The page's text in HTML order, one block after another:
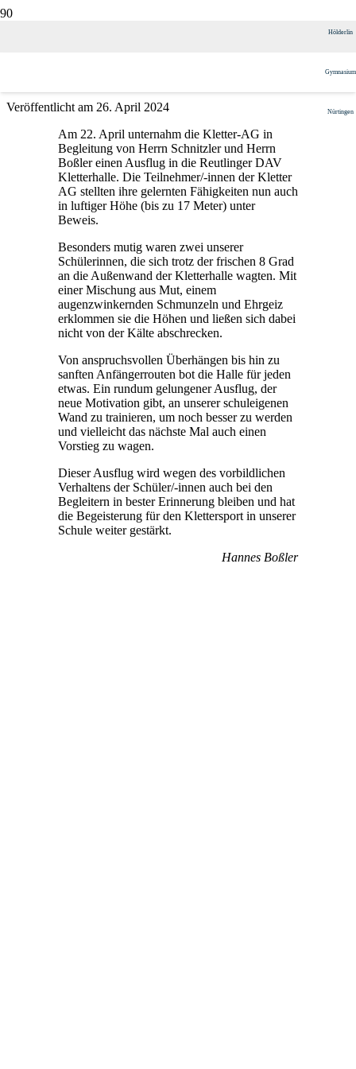
Hölderlin
Gymnasium
Nürtingen
Veröffentlicht am 26. April 2024
Am 22. April unternahm die Kletter-AG in
Begleitung von Herrn Schnitzler und Herrn
Boßler einen Ausflug in die Reutlinger DAV
Kletterhalle. Die Teilnehmer/-innen der Kletter
AG stellten ihre gelernten Fähigkeiten nun auch
in luftiger Höhe (bis zu 17 Meter) unter
Beweis.
Besonders mutig waren zwei unserer
Schülerinnen, die sich trotz der frischen 8 Grad
an die Außenwand der Kletterhalle wagten. Mit
einer Mischung aus Mut, einem
augenzwinkernden Schmunzeln und Ehrgeiz
erklommen sie die Höhen und ließen sich dabei
nicht von der Kälte abschrecken.
Von anspruchsvollen Überhängen bis hin zu
sanften Anfängerrouten bot die Halle für jeden
etwas. Ein rundum gelungener Ausflug, der
neue Motivation gibt, an unserer schuleigenen
Wand zu trainieren, um noch besser zu werden
und vielleicht das nächste Mal auch einen
Vorstieg zu wagen.
Dieser Ausflug wird wegen des vorbildlichen
Verhaltens der Schüler/-innen auch bei den
Begleitern in bester Erinnerung bleiben und hat
die Begeisterung für den Klettersport in unserer
Schule weiter gestärkt.
Hannes Boßler